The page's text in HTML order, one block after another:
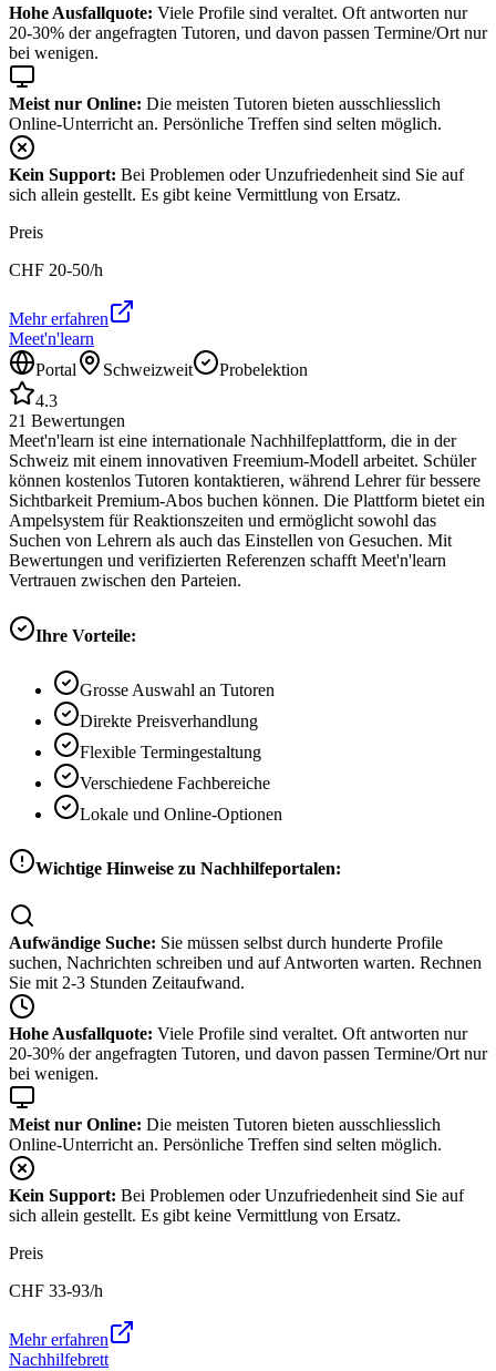
Hohe Ausfallquote: Viele Profile sind veraltet. Oft antworten nur
20-30% der angefragten Tutoren, und davon passen Termine/Ort nur
bei wenigen.
Meist nur Online: Die meisten Tutoren bieten ausschliesslich
Online-Unterricht an. Persönliche Treffen sind selten möglich.
Kein Support: Bei Problemen oder Unzufriedenheit sind Sie auf
sich allein gestellt. Es gibt keine Vermittlung von Ersatz.
Preis
CHF 20-50/h
Mehr erfahren
Meet'n'learn
Portal
Schweizweit
Probelektion
4.3
21 Bewertungen
Meet'n'learn ist eine internationale Nachhilfeplattform, die in der
Schweiz mit einem innovativen Freemium-Modell arbeitet. Schüler
können kostenlos Tutoren kontaktieren, während Lehrer für bessere
Sichtbarkeit Premium-Abos buchen können. Die Plattform bietet ein
Ampelsystem für Reaktionszeiten und ermöglicht sowohl das
Suchen von Lehrern als auch das Einstellen von Gesuchen. Mit
Bewertungen und verifizierten Referenzen schafft Meet'n'learn
Vertrauen zwischen den Parteien.
Ihre Vorteile:
Grosse Auswahl an Tutoren
Direkte Preisverhandlung
Flexible Termingestaltung
Verschiedene Fachbereiche
Lokale und Online-Optionen
Wichtige Hinweise zu Nachhilfeportalen:
Aufwändige Suche: Sie müssen selbst durch hunderte Profile
suchen, Nachrichten schreiben und auf Antworten warten. Rechnen
Sie mit 2-3 Stunden Zeitaufwand.
Hohe Ausfallquote: Viele Profile sind veraltet. Oft antworten nur
20-30% der angefragten Tutoren, und davon passen Termine/Ort nur
bei wenigen.
Meist nur Online: Die meisten Tutoren bieten ausschliesslich
Online-Unterricht an. Persönliche Treffen sind selten möglich.
Kein Support: Bei Problemen oder Unzufriedenheit sind Sie auf
sich allein gestellt. Es gibt keine Vermittlung von Ersatz.
Preis
CHF 33-93/h
Mehr erfahren
Nachhilfebrett